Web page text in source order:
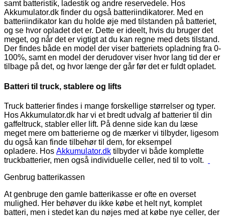
samt batteristik, ladestik og andre reservedele. Hos
Akkumulator.dk finder du også batteriindikatorer. Med en
batteriindikator kan du holde øje med tilstanden på batteriet,
og se hvor opladet det er. Dette er ideelt, hvis du bruger det
meget, og når det er vigtigt at du kan regne med dets tilstand.
Der findes både en model der viser batteriets opladning fra 0-
100%, samt en model der derudover viser hvor lang tid der er
tilbage på det, og hvor længe der går før det er fuldt opladet.
Batteri til truck, stablere og lifts
Truck batterier findes i mange forskellige størrelser og typer.
Hos Akkumulator.dk har vi et bredt udvalg af batterier til din
gaffeltruck, stabler eller lift. På denne side kan du læse
meget mere om batterierne og de mærker vi tilbyder, ligesom
du også kan finde tilbehør til dem, for eksempel
opladere. Hos Akkumulator.dk tilbyder vi både komplette
truckbatterier, men også individuelle celler, ned til to volt.
Genbrug batterikassen
At genbruge den gamle batterikasse er ofte en overset
mulighed. Her behøver du ikke købe et helt nyt, komplet
batteri, men i stedet kan du nøjes med at købe nye celler, der